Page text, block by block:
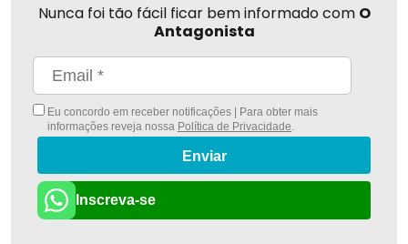
Nunca foi tão fácil ficar bem informado com O
Antagonista
Eu concordo em receber notificações | Para obter mais
informações reveja nossa Política de Privacidade.
Enviar
Inscreva-se